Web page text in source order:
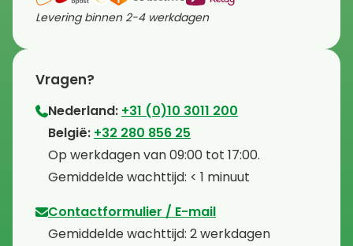
Levering binnen 2-4 werkdagen
Vragen?
Nederland: +31 (0)10 3011 200
⁠België: +32 280 856 25
⁠⁠Op werkdagen van 09:00 tot 17:00.
⁠Gemiddelde wachttijd: < 1 minuut
Contactformulier / E-mail
⁠Gemiddelde wachttijd: 2 werkdagen